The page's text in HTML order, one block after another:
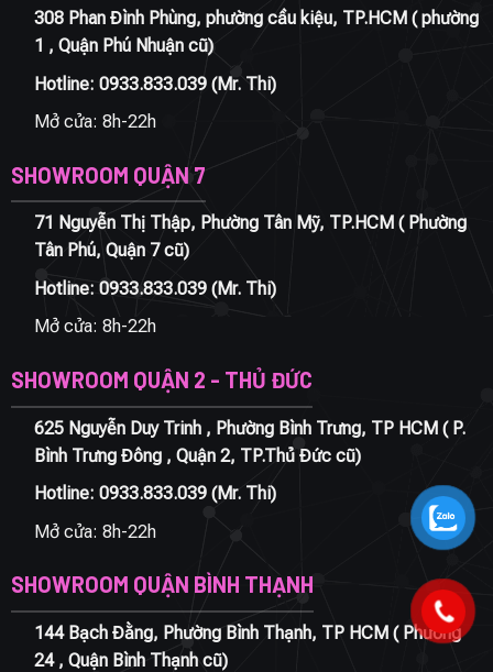
308 Phan Đình Phùng, phường cầu kiệu, TP.HCM ( phường
1 , Quận Phú Nhuận cũ)
Hotline: 0933.833.039(Mr. Thi)
Mở cửa: 8h-22h
SHOWROOM QUẬN 7
71 Nguyễn Thị Thập, Phường Tân Mỹ, TP.HCM ( Phường
Tân Phú, Quận 7 cũ)
Hotline: 0933.833.039(Mr. Thi)
Mở cửa: 8h-22h
SHOWROOM QUẬN 2 - THỦ ĐỨC
625 Nguyễn Duy Trinh , Phường Bình Trưng, TP HCM ( P.
Bình Trưng Đông , Quận 2, TP.Thủ Đức cũ)
Hotline: 0933.833.039(Mr. Thi)
Mở cửa: 8h-22h
SHOWROOM QUẬN BÌNH THẠNH
144 Bạch Đằng, Phường Bình Thạnh, TP HCM ( Phường
24 , Quận Bình Thạnh cũ)